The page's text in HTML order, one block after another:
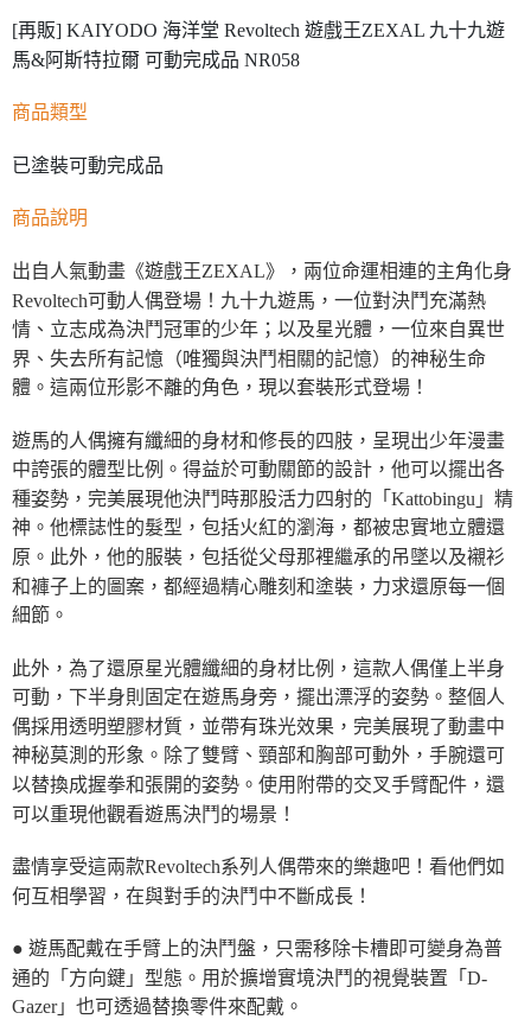
[再販] KAIYODO 海洋堂 Revoltech 遊戲王ZEXAL 九十九遊
馬&阿斯特拉爾 可動完成品 NR058
商品類型
已塗裝可動完成品
商品說明
出自人氣動畫《遊戲王ZEXAL》，兩位命運相連的主角化身
Revoltech可動人偶登場！九十九遊馬，一位對決鬥充滿熱
情、立志成為決鬥冠軍的少年；以及星光體，一位來自異世
界、失去所有記憶（唯獨與決鬥相關的記憶）的神秘生命
體。這兩位形影不離的角色，現以套裝形式登場！
遊馬的人偶擁有纖細的身材和修長的四肢，呈現出少年漫畫
中誇張的體型比例。得益於可動關節的設計，他可以擺出各
種姿勢，完美展現他決鬥時那股活力四射的「Kattobingu」精
神。他標誌性的髮型，包括火紅的瀏海，都被忠實地立體還
原。此外，他的服裝，包括從父母那裡繼承的吊墜以及襯衫
和褲子上的圖案，都經過精心雕刻和塗裝，力求還原每一個
細節。
此外，為了還原星光體纖細的身材比例，這款人偶僅上半身
可動，下半身則固定在遊馬身旁，擺出漂浮的姿勢。整個人
偶採用透明塑膠材質，並帶有珠光效果，完美展現了動畫中
神秘莫測的形象。除了雙臂、頸部和胸部可動外，手腕還可
以替換成握拳和張開的姿勢。使用附帶的交叉手臂配件，還
可以重現他觀看遊馬決鬥的場景！
盡情享受這兩款Revoltech系列人偶帶來的樂趣吧！看他們如
何互相學習，在與對手的決鬥中不斷成長！
● 遊馬配戴在手臂上的決鬥盤，只需移除卡槽即可變身為普
通的「方向鍵」型態。用於擴增實境決鬥的視覺裝置「D-
Gazer」也可透過替換零件來配戴。